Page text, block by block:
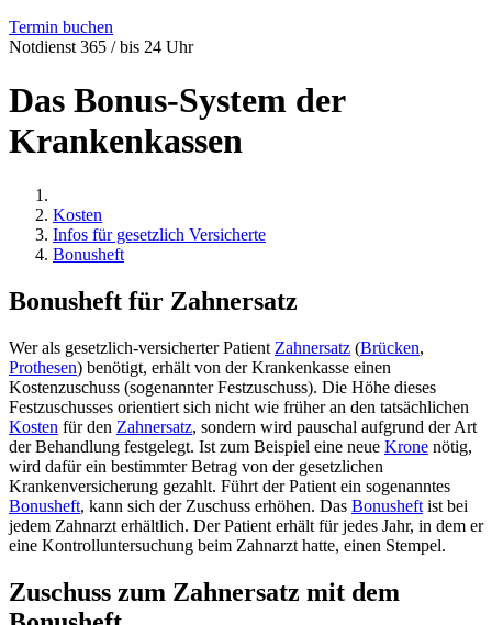
Termin buchen
Notdienst 365 / bis 24 Uhr
Das Bonus-System der
Krankenkassen
Kosten
Infos für gesetzlich Versicherte
Bonusheft
Bonusheft für Zahnersatz
Wer als gesetzlich-versicherter Patient Zahnersatz (Brücken,
Prothesen) benötigt, erhält von der Krankenkasse einen
Kostenzuschuss (sogenannter Festzuschuss). Die Höhe dieses
Festzuschusses orientiert sich nicht wie früher an den tatsächlichen
Kosten für den Zahnersatz, sondern wird pauschal aufgrund der Art
der Behandlung festgelegt. Ist zum Beispiel eine neue Krone nötig,
wird dafür ein bestimmter Betrag von der gesetzlichen
Krankenversicherung gezahlt. Führt der Patient ein sogenanntes
Bonusheft, kann sich der Zuschuss erhöhen. Das Bonusheft ist bei
jedem Zahnarzt erhältlich. Der Patient erhält für jedes Jahr, in dem er
eine Kontrolluntersuchung beim Zahnarzt hatte, einen Stempel.
Zuschuss zum Zahnersatz mit dem